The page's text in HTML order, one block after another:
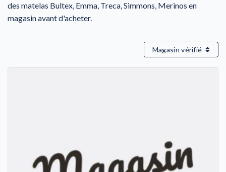
des matelas Bultex, Emma, Treca, Simmons, Merinos en
magasin avant d'acheter.
Magasin vérifié